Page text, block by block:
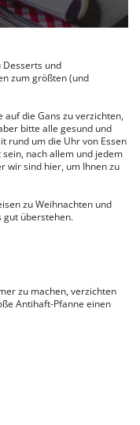
Desserts und
zum größten (und
die Gans zu verzichten,
bitte alle gesund und
rund um die Uhr von Essen
nach allem und jedem
wir sind hier, um Ihnen zu
zu Weihnachten und
gut überstehen.
zu machen, verzichten
Antihaft-Pfanne einen